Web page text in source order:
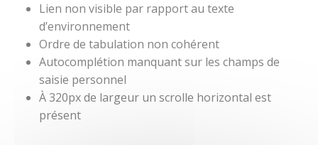
Lien non visible par rapport au texte
d’environnement
Ordre de tabulation non cohérent
Autocomplétion manquant sur les champs de
saisie personnel
À 320px de largeur un scrolle horizontal est
présent